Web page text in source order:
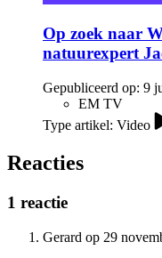
Op zoek naar
natuurexpert
Gepubliceerd op: 9
EM TV
Type artikel: Video
Reacties
1 reactie
Gerard op 29